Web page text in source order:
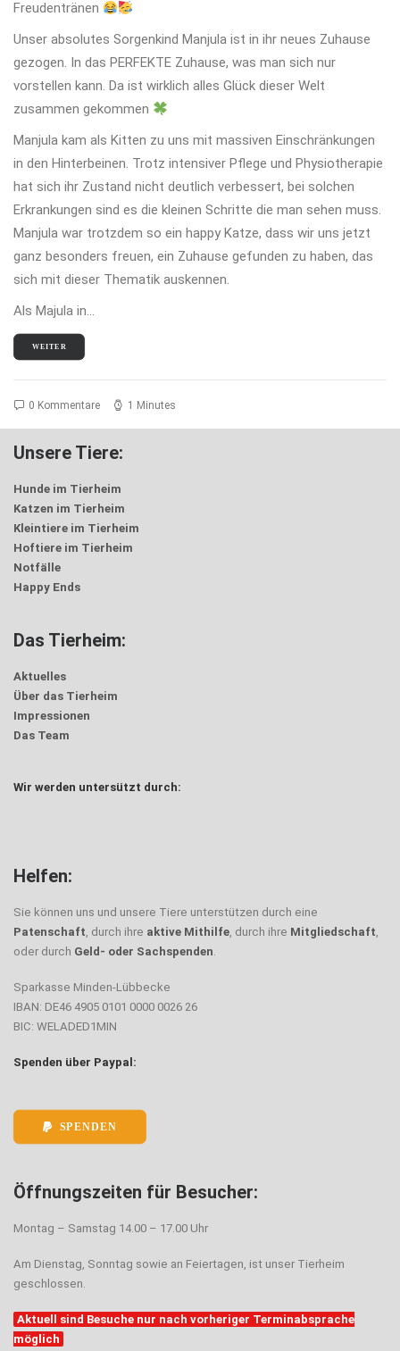
Freudentränen
Unser absolutes Sorgenkind Manjula ist in ihr neues Zuhause
gezogen. In das PERFEKTE Zuhause, was man sich nur
vorstellen kann. Da ist wirklich alles Glück dieser Welt
zusammen gekommen
Manjula kam als Kitten zu uns mit massiven Einschränkungen
in den Hinterbeinen. Trotz intensiver Pflege und Physiotherapie
hat sich ihr Zustand nicht deutlich verbessert, bei solchen
Erkrankungen sind es die kleinen Schritte die man sehen muss.
Manjula war trotzdem so ein happy Katze, dass wir uns jetzt
ganz besonders freuen, ein Zuhause gefunden zu haben, das
sich mit dieser Thematik auskennen.
Als Majula in…
WEITER
0 Kommentare 1 Minutes
Unsere Tiere:
Hunde im Tierheim
Katzen im Tierheim
Kleintiere im Tierheim
Hoftiere im Tierheim
Notfälle
Happy Ends
Das Tierheim:
Aktuelles
Über das Tierheim
Impressionen
Das Team
Wir werden untersützt durch:
Helfen:
Sie können uns und unsere Tiere unterstützen durch eine
Patenschaft, durch ihre aktive Mithilfe, durch ihre Mitgliedschaft,
oder durch Geld- oder Sachspenden.
Sparkasse Minden-Lübbecke
IBAN: DE46 4905 0101 0000 0026 26
BIC: WELADED1MIN
Spenden über Paypal:
SPENDEN
Öffnungszeiten für Besucher:
Montag – Samstag 14.00 – 17.00 Uhr
Am Dienstag, Sonntag sowie an Feiertagen, ist unser Tierheim
geschlossen.
Aktuell sind Besuche nur nach vorheriger Terminabsprache
möglich